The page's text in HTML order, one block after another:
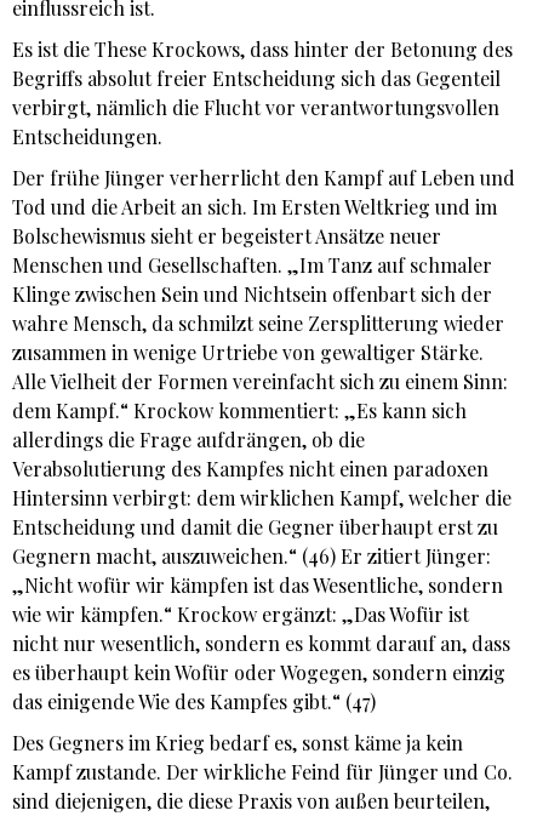
einflussreich ist.
Es ist die These Krockows, dass hinter der Betonung des
Begriffs absolut freier Entscheidung sich das Gegenteil
verbirgt, nämlich die Flucht vor verantwortungsvollen
Entscheidungen.
Der frühe Jünger verherrlicht den Kampf auf Leben und
Tod und die Arbeit an sich. Im Ersten Weltkrieg und im
Bolschewismus sieht er begeistert Ansätze neuer
Menschen und Gesellschaften. „Im Tanz auf schmaler
Klinge zwischen Sein und Nichtsein offenbart sich der
wahre Mensch, da schmilzt seine Zersplitterung wieder
zusammen in wenige Urtriebe von gewaltiger Stärke.
Alle Vielheit der Formen vereinfacht sich zu einem Sinn:
dem Kampf.“ Krockow kommentiert: „Es kann sich
allerdings die Frage aufdrängen, ob die
Verabsolutierung des Kampfes nicht einen paradoxen
Hintersinn verbirgt: dem wirklichen Kampf, welcher die
Entscheidung und damit die Gegner überhaupt erst zu
Gegnern macht, auszuweichen.“ (46) Er zitiert Jünger:
„Nicht wofür wir kämpfen ist das Wesentliche, sondern
wie wir kämpfen.“ Krockow ergänzt: „Das Wofür ist
nicht nur wesentlich, sondern es kommt darauf an, dass
es überhaupt kein Wofür oder Wogegen, sondern einzig
das einigende Wie des Kampfes gibt.“ (47)
Des Gegners im Krieg bedarf es, sonst käme ja kein
Kampf zustande. Der wirkliche Feind für Jünger und Co.
sind diejenigen, die diese Praxis von außen beurteilen,